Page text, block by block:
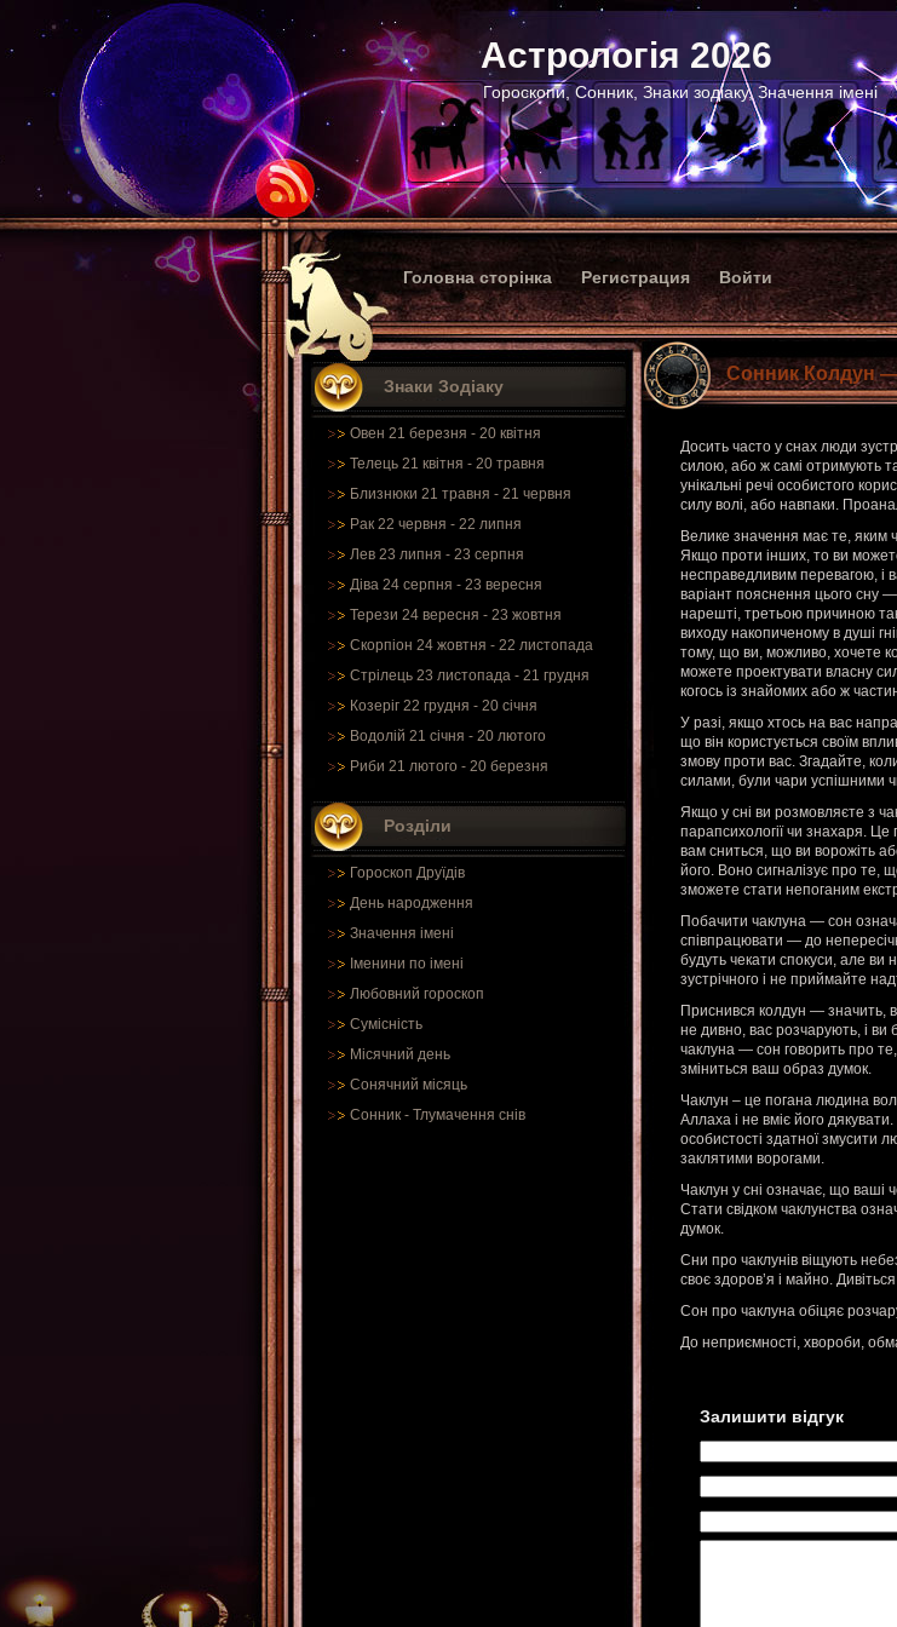
Астрологія 2026
Гороскопи, Сонник, Знаки зодіаку, Значення імені
Головна сторінка Регистрация Войти
Знаки Зодіаку
Овен 21 березня - 20 квітня
Телець 21 квітня - 20 травня
Близнюки 21 травня - 21 червня
Рак 22 червня - 22 липня
Лев 23 липня - 23 серпня
Діва 24 серпня - 23 вересня
Терези 24 вересня - 23 жовтня
Скорпіон 24 жовтня - 22 листопада
Стрілець 23 листопада - 21 грудня
Козеріг 22 грудня - 20 січня
Водолій 21 січня - 20 лютого
Риби 21 лютого - 20 березня
Розділи
Гороскоп Друїдів
День народження
Значення імені
Іменини по імені
Любовний гороскоп
Сумісність
Місячний день
Сонячний місяць
Сонник - Тлумачення снів
Сонник Колдун —
Досить часто у снах люди
силою, або ж самі отримують
унікальні речі особистого
силу волі, або навпаки.
Велике значення має те, яким
Якщо проти інших, то ви
несправедливим перевагою, і
варіант пояснення цього сну —
нарешті, третьою причиною
виходу накопиченому в душі
тому, що ви, можливо, хочете
можете проектувати власну
когось із знайомих або ж
У разі, якщо хтось на вас
що він користується своїм
змову проти вас. Згадайте,
силами, були чари успішними
Якщо у сні ви розмовляєте з
парапсихології чи знахаря.
вам сниться, що ви ворожіть
його. Воно сигналізує про те,
зможете стати непоганим
Побачити чаклуна — сон
співпрацювати — до
будуть чекати спокуси, але ви
зустрічного і не приймайте
Приснився колдун — значить,
не дивно, вас розчарують, і ви
чаклуна — сон говорить про
зміниться ваш образ думок.
Чаклун – це погана людина
Аллаха і не вміє його
особистості здатної змусити
заклятими ворогами.
Чаклун у сні означає, що ваші
Стати свідком чаклунства
думок.
Сни про чаклунів віщують
своє здоров’я і майно.
Сон про чаклуна обіцяє
До неприємності, хвороби,
Залишити відгук